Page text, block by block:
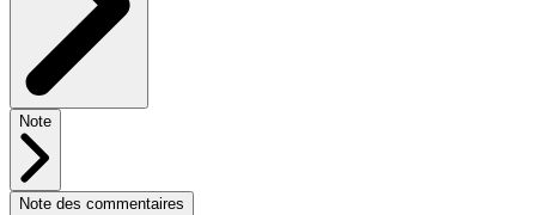
Note
Note des commentaires